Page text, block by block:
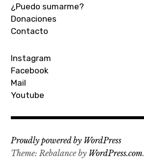
¿Puedo sumarme?
Donaciones
Contacto
Instagram
Facebook
Mail
Youtube
Proudly powered by WordPress
Theme: Rebalance by WordPress.com.